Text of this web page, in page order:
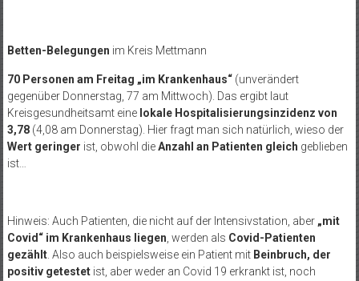
Betten-Belegungen im Kreis Mettmann
70 Personen am Freitag „im Krankenhaus“ (unverändert
gegenüber Donnerstag, 77 am Mittwoch). Das ergibt laut
Kreisgesundheitsamt eine lokale Hospitalisierungsinzidenz von
3,78 (4,08 am Donnerstag). Hier fragt man sich natürlich, wieso der
Wert geringer ist, obwohl dieAnzahl an Patienten gleich geblieben
ist…
Hinweis: Auch Patienten, die nicht auf der Intensivstation, aber „mit
Covid“ im Krankenhaus liegen , werden als Covid-Patienten
gezählt. Also auch beispielsweise ein Patient mit Beinbruch, der
positiv getestetist, aber weder an Covid 19 erkrankt ist, noch